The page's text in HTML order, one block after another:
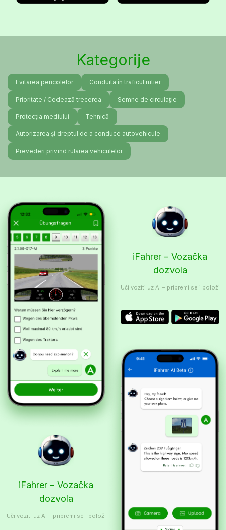
Kategorije
Evitarea pericolelor Conduita în traficul rutier
Prioritate / Cedează trecerea Semne de circulație
Protecția mediului Tehnică
Autorizarea și dreptul de a conduce autovehicule
Prevederi privind rularea vehiculelor
iFahrer – Vozačka
dozvola
Uči voziti uz AI – pripremi se i položi
iFahrer – Vozačka
dozvola
Uči voziti uz AI – pripremi se i položi